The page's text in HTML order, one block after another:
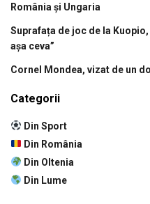
România și Ungaria
Suprafața de joc de la
așa ceva”
Cornel Mondea, vizat de un
Categorii
Din Sport
Din România
Din Oltenia
Din Lume